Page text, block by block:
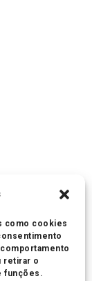
como cookies
retirar o
funções.